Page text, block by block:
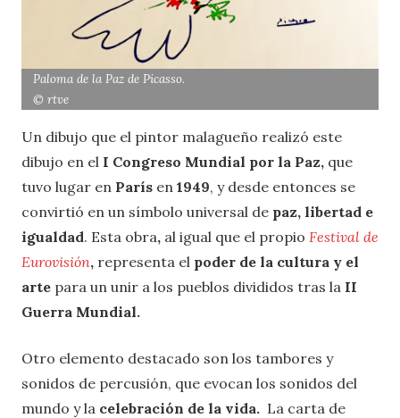
Paloma de la Paz de Picasso.
© rtve
Un dibujo que el pintor malagueño realizó este
dibujo en el I Congreso Mundial por la Paz, que
tuvo lugar en París en 1949, y desde entonces se
convirtió en un símbolo universal de paz, libertad e
igualdad. Esta obra, al igual que el propio Festival de
Eurovisión, representa el poder de la cultura y el
arte para un unir a los pueblos divididos tras la II
Guerra Mundial.
Otro elemento destacado son los tambores y
sonidos de percusión, que evocan los sonidos del
mundo y la celebración de la vida. La carta de